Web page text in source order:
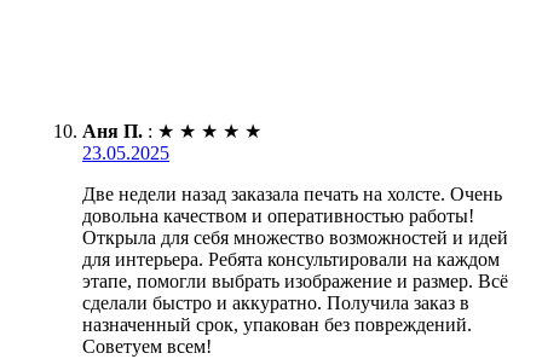
Аня П. : ★ ★ ★ ★ ★
23.05.2025
Две недели назад заказала печать на холсте. Очень
довольна качеством и оперативностью работы!
Открыла для себя множество возможностей и идей
для интерьера. Ребята консультировали на каждом
этапе, помогли выбрать изображение и размер. Всё
сделали быстро и аккуратно. Получила заказ в
назначенный срок, упакован без повреждений.
Советуем всем!